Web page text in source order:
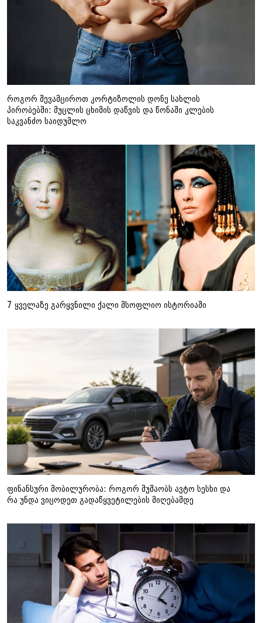
როგორ შევამციროთ კორტიზოლის დონე სახლის
პირობებში: მუცლის ცხიმის დაწვის და წონაში კლების
საკვანძო საიდუმლო
7 ყველაზე გარყვნილი ქალი მსოფლიო ისტორიაში
ფინანსური მობილურობა: როგორ მუშაობს ავტო სესხი და
რა უნდა ვიცოდეთ გადაწყვეტილების მიღებამდე